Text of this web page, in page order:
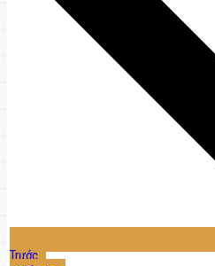
Trước